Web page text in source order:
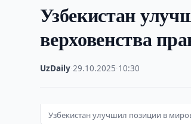
Узбекистан
верховенства
UzDaily ·29.10.2025 10:30
Узбекистан улучшил позиции в